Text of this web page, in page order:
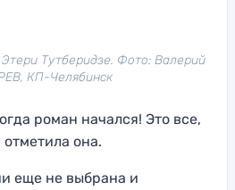
Тутберидзе. Фото: Валерий
КП-Челябинск
роман начался! Это все,
отметила она.
еще не выбрана и